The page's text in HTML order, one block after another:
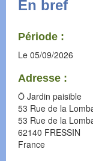
En bref
Période :
Le 05/09/2026
Adresse :
Ô Jardin paisible
53 Rue de la
53 Rue de la
62140 FRESSIN
France